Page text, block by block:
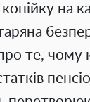
на
те,